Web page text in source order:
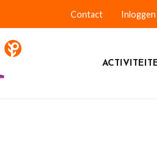
Contact Inloggen